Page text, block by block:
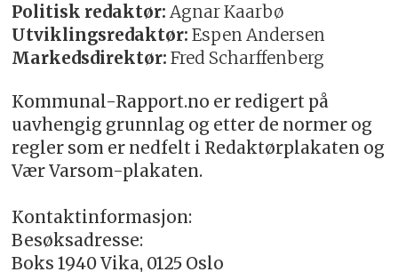
Politisk redaktør: Agnar Kaarbø
Utviklingsredaktør: Espen Andersen
Markedsdirektør: Fred Scharffenberg
Kommunal-Rapport.no er redigert på
uavhengig grunnlag og etter de normer og
regler som er nedfelt i Redaktørplakaten og
Vær Varsom-plakaten.
Kontaktinformasjon:
Besøksadresse:
Boks 1940 Vika, 0125 Oslo